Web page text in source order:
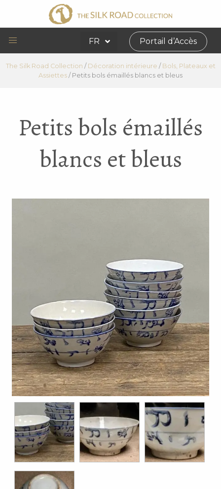
FR Portail d’Accès
The Silk Road Collection / Décoration intérieure / Bols, Plateaux et
Assiettes / Petits bols émaillés blancs et bleus
Petits bols émaillés
blancs et bleus